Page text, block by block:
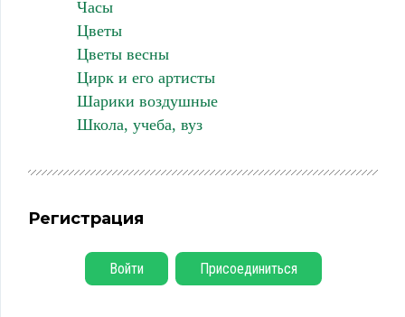
Часы
Цветы
Цветы весны
Цирк и его артисты
Шарики воздушные
Школа, учеба, вуз
Регистрация
Войти Присоединиться